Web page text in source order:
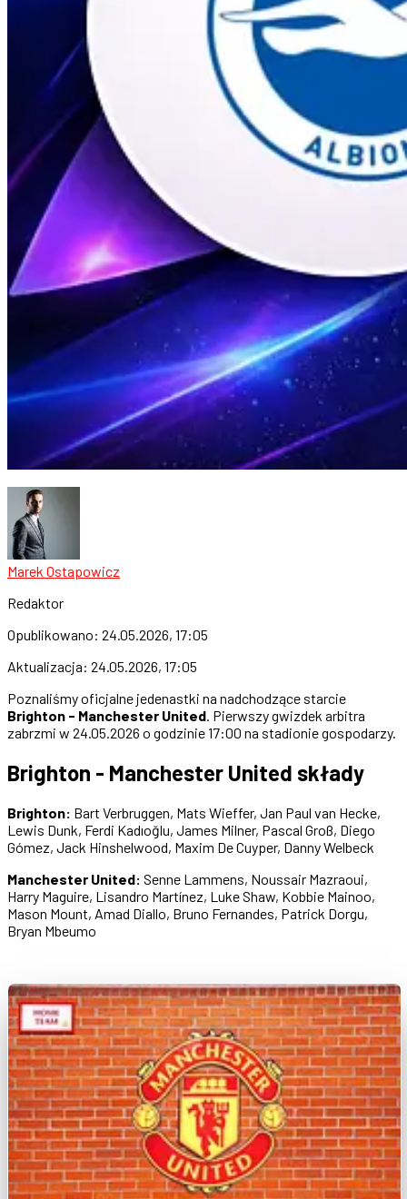
Marek Ostapowicz
Redaktor
Opublikowano: 24.05.2026, 17:05
Aktualizacja: 24.05.2026, 17:05
Poznaliśmy oficjalne jedenastki na nadchodzące starcie
Brighton - Manchester United. Pierwszy gwizdek arbitra
zabrzmi w 24.05.2026 o godzinie 17:00 na stadionie gospodarzy.
Brighton - Manchester United składy
Brighton: Bart Verbruggen, Mats Wieffer, Jan Paul van Hecke,
Lewis Dunk, Ferdi Kadıoğlu, James Milner, Pascal Groß, Diego
Gómez, Jack Hinshelwood, Maxim De Cuyper, Danny Welbeck
Manchester United: Senne Lammens, Noussair Mazraoui,
Harry Maguire, Lisandro Martínez, Luke Shaw, Kobbie Mainoo,
Mason Mount, Amad Diallo, Bruno Fernandes, Patrick Dorgu,
Bryan Mbeumo